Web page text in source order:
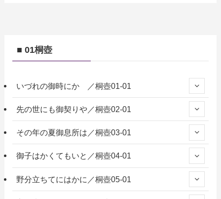
■ 01桐壺
いづれの御時にか ／桐壺01-01
先の世にも御契りや／桐壺02-01
その年の夏御息所は／桐壺03-01
御子はかくてもいと／桐壺04-01
野分立ちてにはかに／桐壺05-01